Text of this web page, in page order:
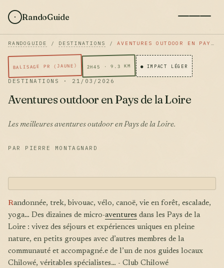
RandoGuide
RANDOGUIDE / DESTINATIONS /AVENTURES OUTDOOR EN PAYS DE LA LOIRE
BALISAGE PR (JAUNE) 2H45 · 9.3 KM ● IMPACT LÉGER
DESTINATIONS · 21/03/2026
Aventures outdoor en Pays de la Loire
Les meilleures aventures outdoor en Pays de la Loire.
PAR PIERRE MONTAGNARD
Randonnée, trek, bivouac, vélo, canoë, vie en forêt, escalade,
yoga… Des dizaines de micro-aventures dans les Pays de la
Loire : vivez des séjours et expériences uniques en pleine
nature, en petits groupes avec d’autres membres de la
communauté et accompagné.e de l’un de nos guides locaux
Chilowé, véritables spécialistes… - Club Chilowé